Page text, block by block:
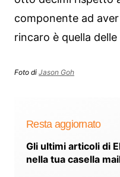
componente ad
rincaro è quella
Foto di Jason Goh
Resta aggiornato
Gli ultimi articoli di
nella tua casella